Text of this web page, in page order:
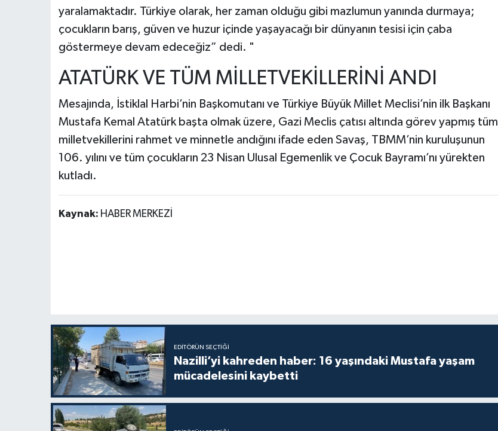
yaralamaktadır. Türkiye olarak, her zaman olduğu gibi mazlumun yanında durmaya;
çocukların barış, güven ve huzur içinde yaşayacağı bir dünyanın tesisi için çaba
göstermeye devam edeceğiz” dedi. "
ATATÜRK VE TÜM MİLLETVEKİLLERİNİ ANDI
Mesajında, İstiklal Harbi’nin Başkomutanı ve Türkiye Büyük Millet Meclisi’nin ilk Başkanı
Mustafa Kemal Atatürk başta olmak üzere, Gazi Meclis çatısı altında görev yapmış tüm
milletvekillerini rahmet ve minnetle andığını ifade eden Savaş, TBMM’nin kuruluşunun
106. yılını ve tüm çocukların 23 Nisan Ulusal Egemenlik ve Çocuk Bayramı’nı yürekten
kutladı.
Kaynak: HABER MERKEZİ
EDITÖRÜN SEÇTIĞI
Nazilli’yi kahreden haber: 16 yaşındaki Mustafa yaşam
mücadelesini kaybetti